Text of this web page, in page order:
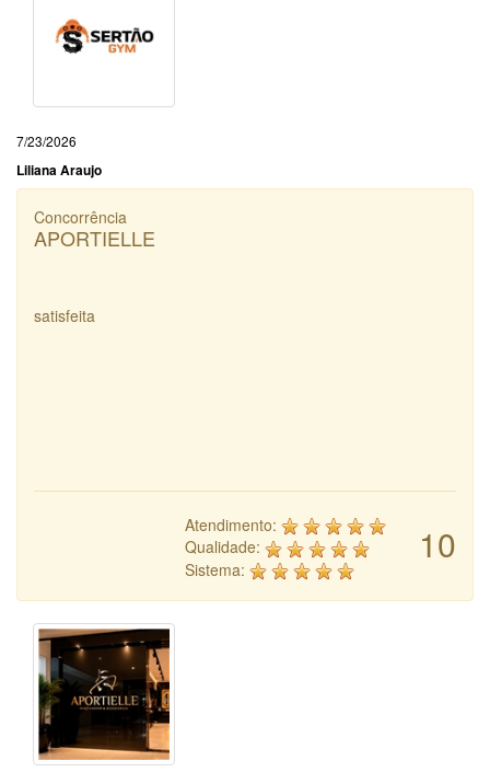
7/23/2026
Liliana Araujo
Concorrência
APORTIELLE
satisfeita
10
Atendimento:
Qualidade:
Sistema: